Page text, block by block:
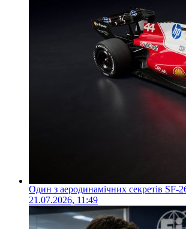
Один з аеродинамічних секретів SF-
21.07.2026, 11:49